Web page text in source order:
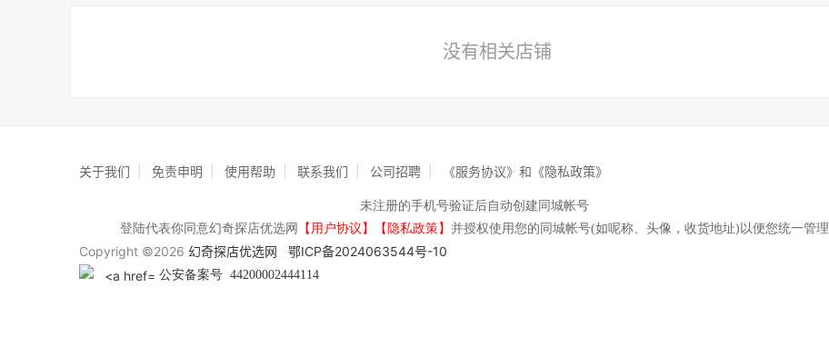
没有相关店铺
关于我们 免责申明 使用帮助 联系我们 公司招聘 《服务协议》和《隐私政策》
未注册的手机号验证后自动创建同城帐号
登陆代表你同意幻奇探店优选网
【用户协议】【隐私政策】 并授权使用您的同城帐号(如呢称、头像，收货地址)以便您统一管理
Copyright ©2026 幻奇探店优选网 鄂ICP备2024063544号-10
公安备案号 44200002444114